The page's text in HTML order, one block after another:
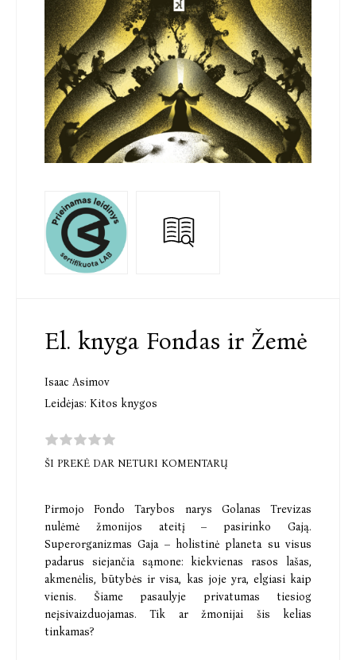
El. knyga Fondas ir Žemė
Isaac Asimov
Leidėjas: Kitos knygos
ŠI PREKĖ DAR NETURI KOMENTARŲ
Pirmojo Fondo Tarybos narys Golanas Trevizas
nulėmė žmonijos ateitį – pasirinko Gają.
Superorganizmas Gaja – holistinė planeta su visus
padarus siejančia sąmone: kiekvienas rasos lašas,
akmenėlis, būtybės ir visa, kas joje yra, elgiasi kaip
vienis. Šiame pasaulyje privatumas tiesiog
neįsivaizduojamas. Tik ar žmonijai šis kelias
tinkamas?